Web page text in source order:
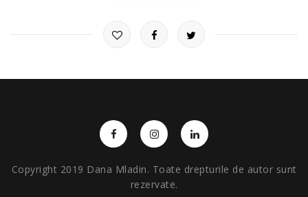
Copyright 2019 Dana Mladin. Toate drepturile de autor sunt
rezervate.